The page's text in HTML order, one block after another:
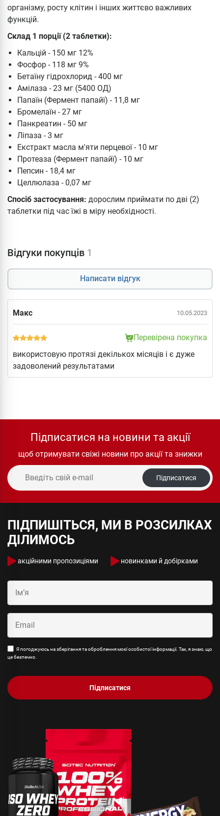
організму, росту клітин і інших життєво важливих
функцій.
Склад 1 порції (2 таблетки):
Кальцій - 150 мг 12%
Фосфор - 118 мг 9%
Бетаїну гідрохлорид - 400 мг
Амілаза - 23 мг (5400 ОД)
Папаїн (Фермент папайї) - 11,8 мг
Бромелаїн - 27 мг
Панкреатин - 50 мг
Ліпаза - 3 мг
Екстракт масла м'яти перцевої - 10 мг
Протеаза (Фермент папайї) - 10 мг
Пепсин - 18,4 мг
Целлюлаза - 0,07 мг
Спосіб застосування: дорослим приймати по дві (2)
таблетки під час їжі в міру необхідності.
Відгуки покупців 1
Написати відгук
Макс 10.05.2023
Перевірена покупка
використовую протязі декількох місяців і є дуже
задоволений результатами
Підписатися на новини та акції
щоб отримувати свіжі новини про акції та знижки
Підписатися
ПІДПИШІТЬСЯ, МИ В РОЗСИЛКАХ
ДІЛИМОСЬ
акційними пропозиціями новинками й добірками
Я погоджуюсь на зберігання та оброблення моєї особистої інформації. Так, я знаю, що
це безпечно.
Підписатися